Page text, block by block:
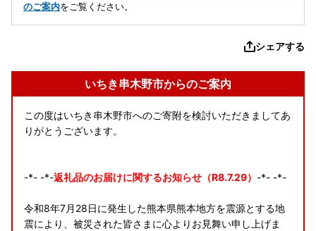
のご案内をご覧ください。
シェアする
いちき串木野市からのご案内
この度はいちき串木野市へのご寄附を検討いただきましてあ
りがとうございます。
-*- -*-返礼品のお届けに関するお知らせ（R8.7.29） -*- -*-
令和8年7月28日に発生した熊本県熊本地方を震源とする地
震により、被災された皆さまに心よりお見舞い申し上げま